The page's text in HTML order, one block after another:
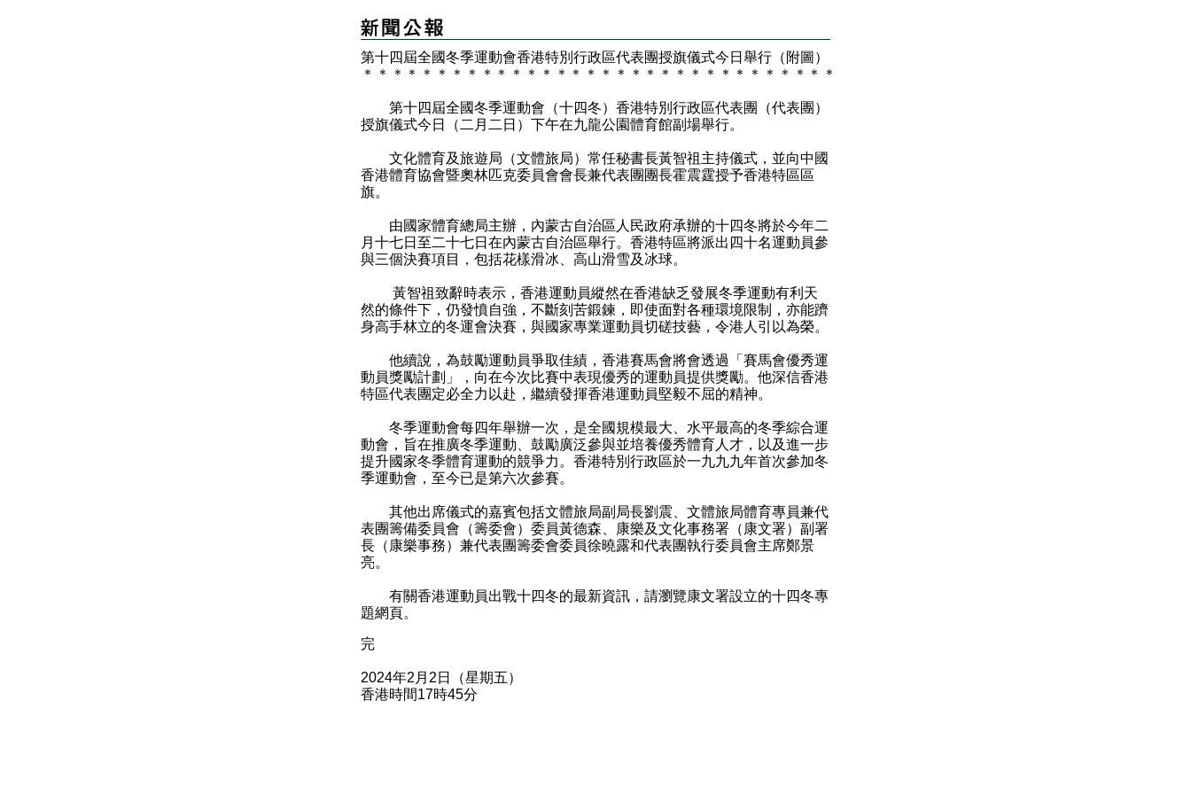
第十四屆全國冬季運動會香港特別行政區代表團授旗儀式今日舉行（附圖）
＊
＊ ＊ ＊ ＊ ＊ ＊ ＊ ＊ ＊ ＊ ＊ ＊ ＊ ＊ ＊ ＊ ＊ ＊ ＊ ＊ ＊ ＊ ＊ ＊ ＊ ＊ ＊ ＊ ＊ ＊ ＊
第十四屆全國冬季運動會（十四冬）香港特別行政區代表團（代表團）
授旗儀式今日（二月二日）下午在九龍公園體育館副場舉行。
文化體育及旅遊局（文體旅局）常任秘書長黃智祖主持儀式，並向中國
香港體育協會暨奧林匹克委員會會長兼代表團團長霍震霆授予香港特區區
旗。
由國家體育總局主辦，內蒙古自治區人民政府承辦的十四冬將於今年二
月十七日至二十七日在內蒙古自治區舉行。香港特區將派出四十名運動員參
與三個決賽項目，包括花樣滑冰、高山滑雪及冰球。
黃智祖致辭時表示，香港運動員縱然在香港缺乏發展冬季運動有利天
然的條件下，仍發憤自強，不斷刻苦鍛鍊，即使面對各種環境限制，亦能躋
身高手林立的冬運會決賽，與國家專業運動員切磋技藝，令港人引以為榮。
他續說，為鼓勵運動員爭取佳績，香港賽馬會將會透過「賽馬會優秀運
動員獎勵計劃」，向在今次比賽中表現優秀的運動員提供獎勵。他深信香港
特區代表團定必全力以赴，繼續發揮香港運動員堅毅不屈的精神。
冬季運動會每四年舉辦一次，是全國規模最大、水平最高的冬季綜合運
動會，旨在推廣冬季運動、鼓勵廣泛參與並培養優秀體育人才，以及進一步
提升國家冬季體育運動的競爭力。香港特別行政區於一九九九年首次參加冬
季運動會，至今已是第六次參賽。
其他出席儀式的嘉賓包括文體旅局副局長劉震、文體旅局體育專員兼代
表團籌備委員會（籌委會）委員黃德森、康樂及文化事務署（康文署）副署
長（康樂事務）兼代表團籌委會委員徐曉露和代表團執行委員會主席鄭景
亮。
有關香港運動員出戰十四冬的最新資訊，請瀏覽康文署設立的十四冬專
題網頁。
完
2024年2月2日（星期五）
香港時間17時45分